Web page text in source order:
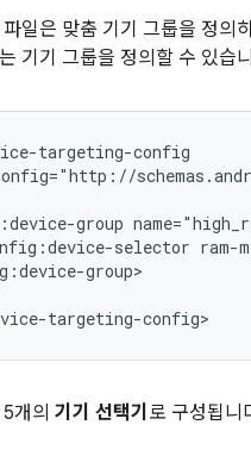
일은 맞춤 기기 그룹을 정의
기기 그룹을 정의할 수 있습
group
selector
group>
개의 기기 선택기 로 구성됩니